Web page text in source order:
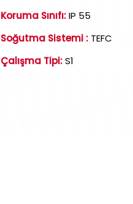
Koruma Sınıfı:IP 55
Soğutma Sistemi :TEFC
Çalışma Tipi:S1